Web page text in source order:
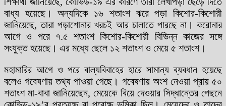
বাধ্য হয়েছে। অন্যদিকে ১৬ শতাংশ ঝরে পড়া কিশোর-কিশোরী
জানিয়েছে, তারা পড়াশোনার খরচই আর চালাতে পারছে না। করোনার
আগে ও পরে ৭.৫ শতাংশ কিশোর-কিশোরী বিভিন্ন কাজের সঙ্গে
সংযুক্ত হয়েছে। এর মধ্যে ছেলে ১২ শতাংশ ও মেয়ে ৫ শতাংশ।
মহামারির আগে ও পরে বাল্যবিবাহের হারে সামান্য ব্যবধান হয়েছে
বলেও গবেষণায় তথ্য পাওয়া গেছে। গবেষণায় অংশ নেওয়া প্রায় ৫০
শতাংশ মা-বাবা জানিয়েছেন, মেয়েকে বিয়ে দেওয়ার সিদ্ধান্তের পেছনে